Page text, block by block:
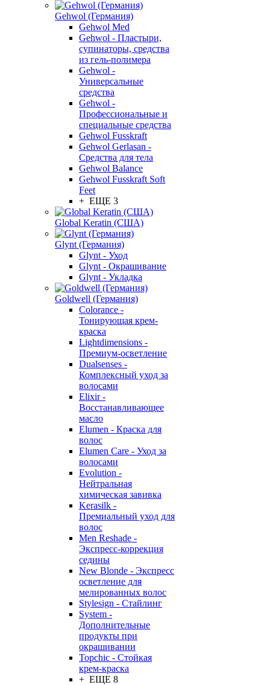
Gehwol (Германия)
Gehwol Med
Gehwol - Пластыри,
супинаторы, средства
из гель-полимера
Gehwol -
Универсальные
средства
Gehwol -
Профессиональные и
специальные средства
Gehwol Fusskraft
Gehwol Gerlasan -
Средства для тела
Gehwol Balance
Gehwol Fusskraft Soft
Feet
+ ЕЩЕ 3
Global Keratin (США)
Glynt (Германия)
Glynt - Уход
Glynt - Окрашивание
Glynt - Укладка
Goldwell (Германия)
Colorance -
Тонирующая крем-
краска
Lightdimensions -
Премиум-осветление
Dualsenses -
Комплексный уход за
волосами
Elixir -
Восстанавливающее
масло
Elumen - Краска для
волос
Elumen Care - Уход за
волосами
Evolution -
Нейтральная
химическая завивка
Kerasilk -
Премиальный уход для
волос
Men Reshade -
Экспресс-коррекция
седины
New Blonde - Экспресс
осветление для
мелированных волос
Stylesign - Стайлинг
System -
Дополнительные
продукты при
окрашивании
Topchic - Стойкая
крем-краска
+ ЕЩЕ 8